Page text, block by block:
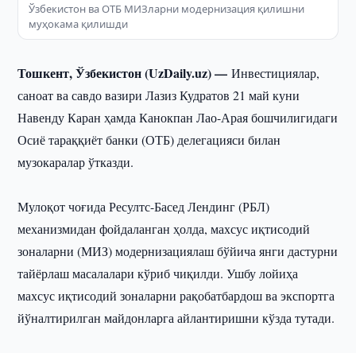
Ўзбекистон ва ОТБ МИЗларни модернизация қилишни
муҳокама қилишди
Тошкент, Ўзбекистон (UzDaily.uz) —Инвестициялар,
саноат ва савдо вазири Лазиз Кудратов 21 май куни
Навенду Каран ҳамда Канокпан Лао-Арая бошчилигидаги
Осиё тараққиёт банки (ОТБ) делегацияси билан
музокаралар ўтказди.
Мулоқот чоғида Ресултс-Басед Лендинг (РБЛ)
механизмидан фойдаланган ҳолда, махсус иқтисодий
зоналарни (МИЗ) модернизациялаш бўйича янги дастурни
тайёрлаш масалалари кўриб чиқилди. Ушбу лойиҳа
махсус иқтисодий зоналарни рақобатбардош ва экспортга
йўналтирилган майдонларга айлантиришни кўзда тутади.